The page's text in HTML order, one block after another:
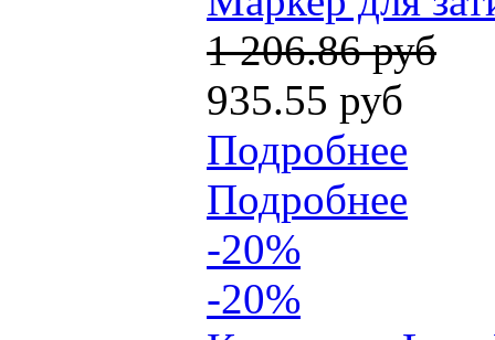
1 206.86 руб
935.55 руб
Подробнее
Подробнее
-20%
-20%